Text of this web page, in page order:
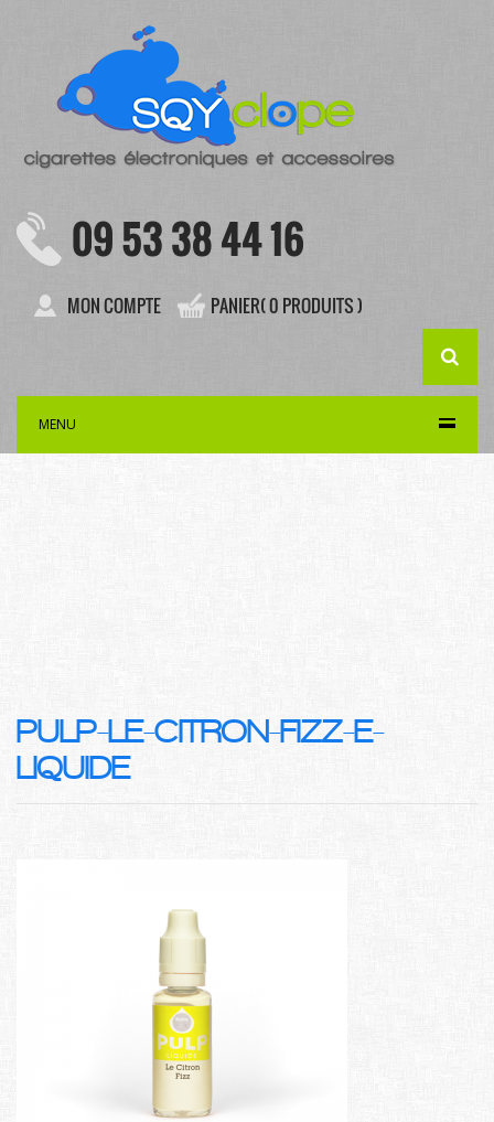
09 53 38 44 16
MON COMPTE PANIER( 0 PRODUITS )
MENU
PULP-LE-CITRON-FIZZ-E-
LIQUIDE